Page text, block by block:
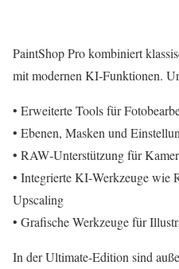
PaintShop Pro kombiniert
mit modernen KI‑Funktionen.
• Erweiterte Tools für
• Ebenen, Masken und
• RAW‑Unterstützung für
• Integrierte KI‑Werkzeuge wie
Upscaling
• Grafische Werkzeuge für
In der Ultimate‑Edition sind